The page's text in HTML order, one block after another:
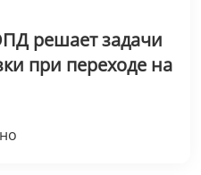
решает задачи
при переходе на